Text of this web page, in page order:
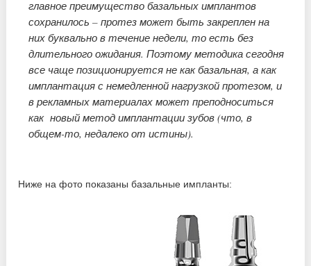
главное преимущество базальных имплантов
сохранилось – протез может быть закреплен на
них буквально в течение недели, то есть без
длительного ожидания. Поэтому методика сегодня
все чаще позиционируется не как базальная, а как
имплантация с немедленной нагрузкой протезом, и
в рекламных материалах может преподноситься
как новый метод имплантации зубов (что, в
общем-то, недалеко от истины).
Ниже на фото показаны базальные импланты: